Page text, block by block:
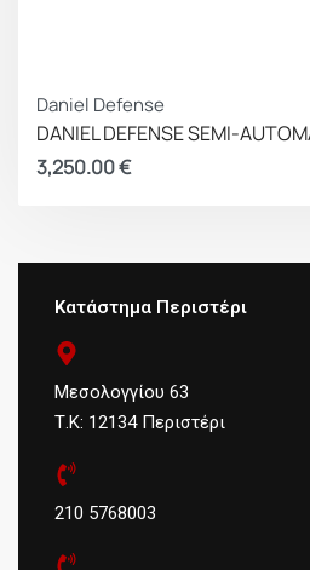
Daniel Defense
DANIEL DEFENSE SEMI-
3,250.00€
Κατάστημα Περιστέρι
Μεσολογγίου 63
Τ.Κ: 12134 Περιστέρι
210 5768003